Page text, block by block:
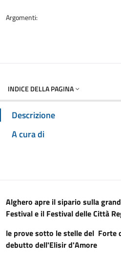
Argomenti:
INDICE DELLA PAGINA
Descrizione
A cura di
Alghero apre il sipario sulla
Festival e il Festival delle Città
le prove sotto le stelle del Forte
debutto dell'Elisir d'Amore